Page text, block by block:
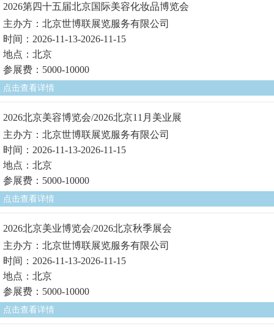
2026第四十五届北京国际美容化妆品博览会
主办方：北京世博联展览服务有限公司
时间：2026-11-13-2026-11-15
地点：北京
参展费：5000-10000
点击查看详情
2026北京美容博览会/2026北京11月美业展
主办方：北京世博联展览服务有限公司
时间：2026-11-13-2026-11-15
地点：北京
参展费：5000-10000
点击查看详情
2026北京美业博览会/2026北京秋季展会
主办方：北京世博联展览服务有限公司
时间：2026-11-13-2026-11-15
地点：北京
参展费：5000-10000
点击查看详情